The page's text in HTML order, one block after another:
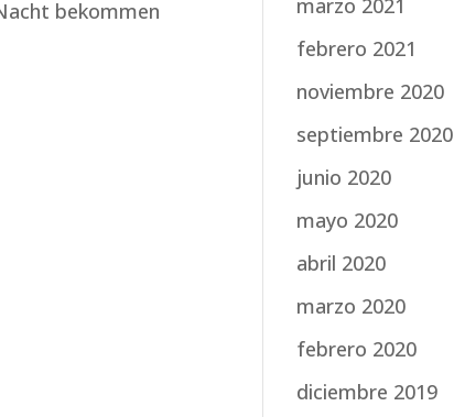
bekommen
marzo 2021
febrero 2021
noviembre 2020
septiembre 2020
junio 2020
mayo 2020
abril 2020
marzo 2020
febrero 2020
diciembre 2019